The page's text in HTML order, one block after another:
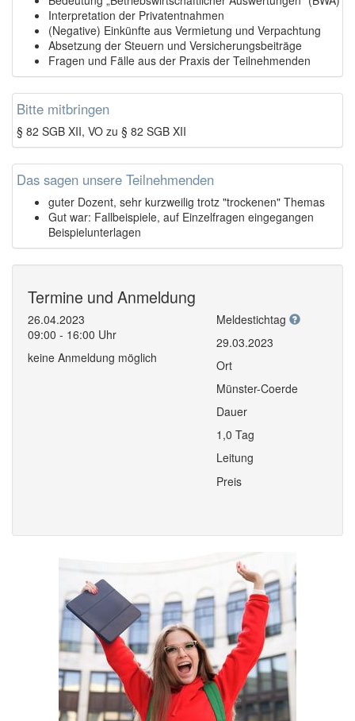
Interpretation der Privatentnahmen
(Negative) Einkünfte aus Vermietung und Verpachtung
Absetzung der Steuern und Versicherungsbeiträge
Fragen und Fälle aus der Praxis der Teilnehmenden
Bitte mitbringen
§ 82 SGB XII, VO zu § 82 SGB XII
Das sagen unsere Teilnehmenden
guter Dozent, sehr kurzweilig trotz "trockenen" Themas
Gut war: Fallbeispiele, auf Einzelfragen eingegangen
Beispielunterlagen
Termine und Anmeldung
26.04.2023
09:00 - 16:00 Uhr
keine Anmeldung möglich
Meldestichtag
29.03.2023
Ort
Münster-Coerde
Dauer
1,0 Tag
Leitung
Preis